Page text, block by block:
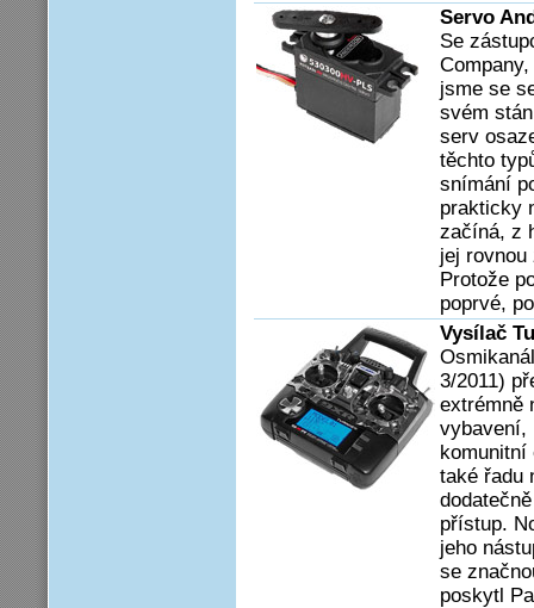
Servo
Se
jsme se
svém
serv
těchto
snímání
prakticky
začíná, z
jej
Protože
poprvé,
Vysílač
3/2011)
extrémně
vybavení,
komunitní
také řadu
přístup.
jeho
se
poskytl